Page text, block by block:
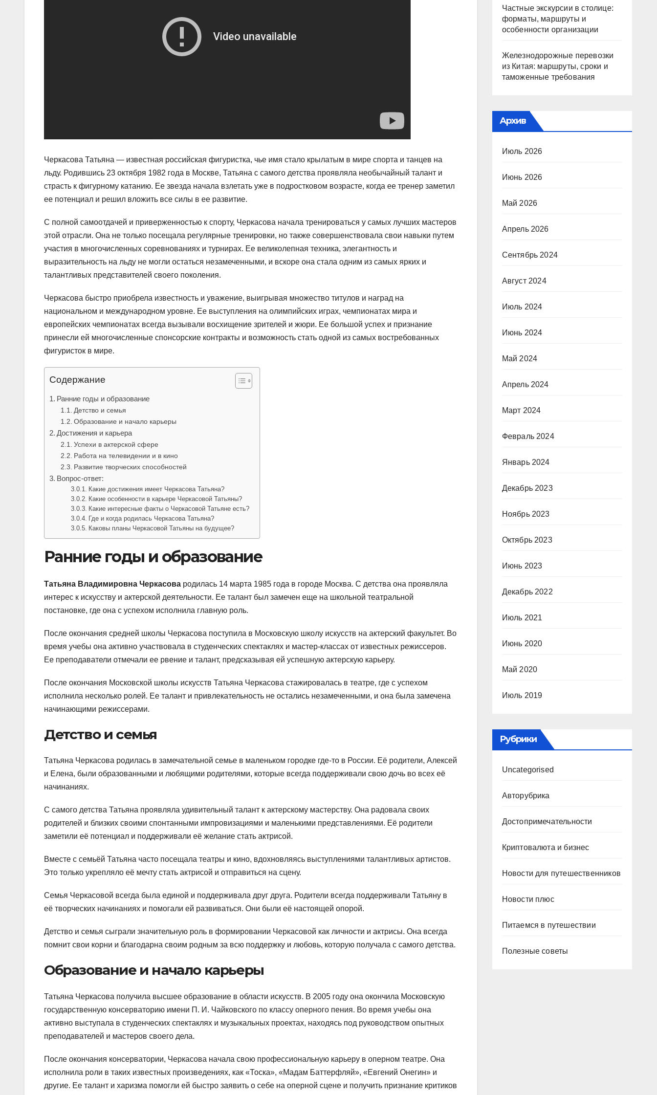
Черкасова Татьяна — известная российская фигуристка, чье имя стало крылатым в мире спорта и танцев на
льду. Родившись 23 октября 1982 года в Москве, Татьяна с самого детства проявляла необычайный талант и
страсть к фигурному катанию. Ее звезда начала взлетать уже в подростковом возрасте, когда ее тренер заметил
ее потенциал и решил вложить все силы в ее развитие.
С полной самоотдачей и приверженностью к спорту, Черкасова начала тренироваться у самых лучших мастеров
этой отрасли. Она не только посещала регулярные тренировки, но также совершенствовала свои навыки путем
участия в многочисленных соревнованиях и турнирах. Ее великолепная техника, элегантность и
выразительность на льду не могли остаться незамеченными, и вскоре она стала одним из самых ярких и
талантливых представителей своего поколения.
Черкасова быстро приобрела известность и уважение, выигрывая множество титулов и наград на
национальном и международном уровне. Ее выступления на олимпийских играх, чемпионатах мира и
европейских чемпионатах всегда вызывали восхищение зрителей и жюри. Ее большой успех и признание
принесли ей многочисленные спонсорские контракты и возможность стать одной из самых востребованных
фигуристок в мире.
Содержание
Ранние годы и образование
Детство и семья
Образование и начало карьеры
Достижения и карьера
Успехи в актерской сфере
Работа на телевидении и в кино
Развитие творческих способностей
Вопрос-ответ:
Какие достижения имеет Черкасова Татьяна?
Какие особенности в карьере Черкасовой Татьяны?
Какие интересные факты о Черкасовой Татьяне есть?
Где и когда родилась Черкасова Татьяна?
Каковы планы Черкасовой Татьяны на будущее?
Ранние годы и образование
Татьяна Владимировна Черкасова родилась 14 марта 1985 года в городе Москва. С детства она проявляла
интерес к искусству и актерской деятельности. Ее талант был замечен еще на школьной театральной
постановке, где она с успехом исполнила главную роль.
После окончания средней школы Черкасова поступила в Московскую школу искусств на актерский факультет. Во
время учебы она активно участвовала в студенческих спектаклях и мастер-классах от известных режиссеров.
Ее преподаватели отмечали ее рвение и талант, предсказывая ей успешную актерскую карьеру.
После окончания Московской школы искусств Татьяна Черкасова стажировалась в театре, где с успехом
исполнила несколько ролей. Ее талант и привлекательность не остались незамеченными, и она была замечена
начинающими режиссерами.
Детство и семья
Татьяна Черкасова родилась в замечательной семье в маленьком городке где-то в России. Её родители, Алексей
и Елена, были образованными и любящими родителями, которые всегда поддерживали свою дочь во всех её
начинаниях.
С самого детства Татьяна проявляла удивительный талант к актерскому мастерству. Она радовала своих
родителей и близких своими спонтанными импровизациями и маленькими представлениями. Её родители
заметили её потенциал и поддерживали её желание стать актрисой.
Вместе с семьёй Татьяна часто посещала театры и кино, вдохновляясь выступлениями талантливых артистов.
Это только укрепляло её мечту стать актрисой и отправиться на сцену.
Семья Черкасовой всегда была единой и поддерживала друг друга. Родители всегда поддерживали Татьяну в
её творческих начинаниях и помогали ей развиваться. Они были её настоящей опорой.
Детство и семья сыграли значительную роль в формировании Черкасовой как личности и актрисы. Она всегда
помнит свои корни и благодарна своим родным за всю поддержку и любовь, которую получала с самого детства.
Образование и начало карьеры
Татьяна Черкасова получила высшее образование в области искусств. В 2005 году она окончила Московскую
государственную консерваторию имени П. И. Чайковского по классу оперного пения. Во время учебы она
активно выступала в студенческих спектаклях и музыкальных проектах, находясь под руководством опытных
преподавателей и мастеров своего дела.
После окончания консерватории, Черкасова начала свою профессиональную карьеру в оперном театре. Она
исполнила роли в таких известных произведениях, как «Тоска», «Мадам Баттерфляй», «Евгений Онегин» и
другие. Ее талант и харизма помогли ей быстро заявить о себе на оперной сцене и получить признание критиков
Частные экскурсии в столице:
форматы, маршруты и
особенности организации
Железнодорожные перевозки
из Китая: маршруты, сроки и
таможенные требования
Архив
Июль 2026
Июнь 2026
Май 2026
Апрель 2026
Сентябрь 2024
Август 2024
Июль 2024
Июнь 2024
Май 2024
Апрель 2024
Март 2024
Февраль 2024
Январь 2024
Декабрь 2023
Ноябрь 2023
Октябрь 2023
Июнь 2023
Декабрь 2022
Июль 2021
Июнь 2020
Май 2020
Июль 2019
Рубрики
Uncategorised
Авторубрика
Достопримечательности
Криптовалюта и бизнес
Новости для путешественников
Новости плюс
Питаемся в путешествии
Полезные советы